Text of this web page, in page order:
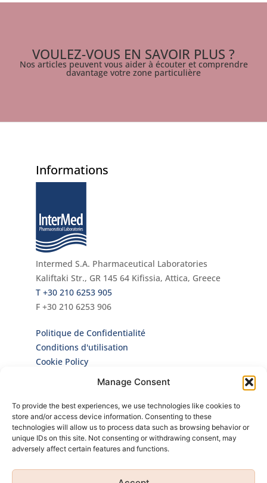
Manage Consent
To provide the best experiences, we use technologies like cookies to
store and/or access device information. Consenting to these
technologies will allow us to process data such as browsing behavior or
unique IDs on this site. Not consenting or withdrawing consent, may
adversely affect certain features and functions.
VOULEZ-VOUS EN SAVOIR PLUS ?
Nos articles peuvent vous aider à écouter et comprendre
davantage votre zone particulière
Informations
Intermed S.A. Pharmaceutical Laboratories
Kaliftaki Str., GR 145 64 Κifissia, Attica, Greece
Τ +30 210 6253 905
F +30 210 6253 906
Politique de Confidentialité
Conditions d'utilisation
Cookie Policy
Inscrivez-vous à notre Newsletter pour être le
premier à connaître toutes nos actualités et
nos nouveaux produits!